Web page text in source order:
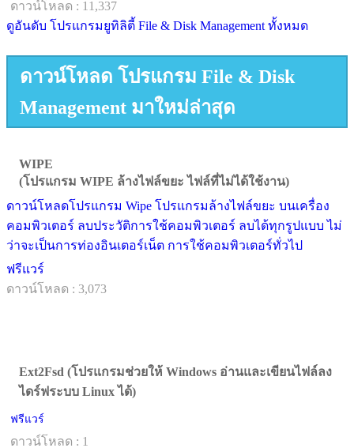
ดาวน์โหลด : 11,337
ดูอันดับ โปรแกรมยูทิลิตี้ File & Disk Management ทั้งหมด
ดาวน์โหลด โปรแกรม File & Disk
Management มาใหม่ล่าสุด
WIPE
(โปรแกรม WIPE ล้างไฟล์ขยะ ไฟล์ที่ไม่ได้ใช้งาน)
ดาวน์โหลดโปรแกรม Wipe โปรแกรมล้างไฟล์ขยะ บนเครื่อง
คอมพิวเตอร์ ลบประวัติการใช้คอมพิวเตอร์ ลบได้ทุกรูปแบบ ไม่
ว่าจะเป็นการท่องอินเตอร์เน็ต การใช้คอมพิวเตอร์ทั่วไป
ฟรีแวร์
ดาวน์โหลด : 3,073
Ext2Fsd (โปรแกรมช่วยให้ Windows อ่านและเขียนไฟล์ลง
ไดร์ฟระบบ Linux ได้)
ฟรีแวร์
ดาวน์โหลด : 1